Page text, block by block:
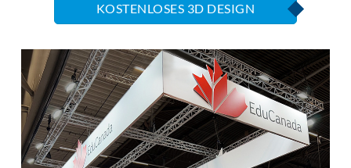
KOSTENLOSES 3D DESIGN